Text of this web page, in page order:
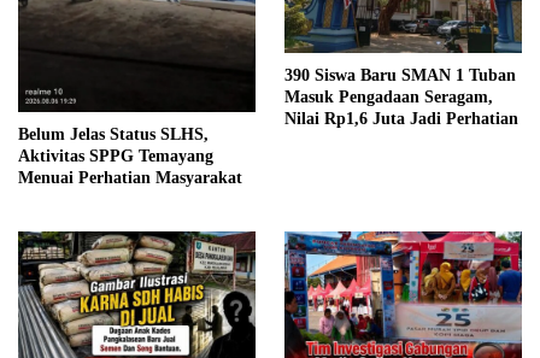
Belum Jelas Status SLHS,
Aktivitas SPPG Temayang
Menuai Perhatian Masyarakat
390 Siswa Baru SMAN 1 Tuban
Masuk Pengadaan Seragam,
Nilai Rp1,6 Juta Jadi Perhatian